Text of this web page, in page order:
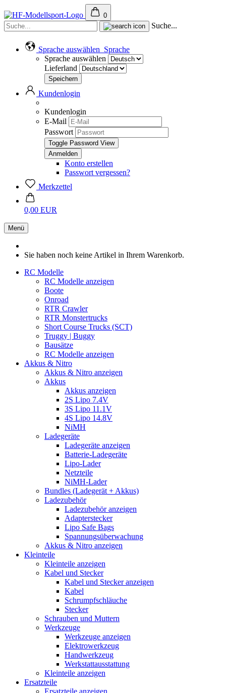
0
Suche...
Sprache auswählen Sprache
Sprache auswählen
Lieferland
Kundenlogin
Kundenlogin
E-Mail
Passwort
Toggle Password View
Konto erstellen
Passwort vergessen?
Merkzettel
0,00 EUR
Menü
Sie haben noch keine Artikel in Ihrem Warenkorb.
RC Modelle
RC Modelle anzeigen
Boote
Onroad
RTR Crawler
RTR Monstertrucks
Short Course Trucks (SCT)
Truggy | Buggy
Bausätze
RC Modelle anzeigen
Akkus & Nitro
Akkus & Nitro anzeigen
Akkus
Akkus anzeigen
2S Lipo 7.4V
3S Lipo 11.1V
4S Lipo 14.8V
NiMH
Ladegeräte
Ladegeräte anzeigen
Batterie-Ladegeräte
Lipo-Lader
Netzteile
NiMH-Lader
Bundles (Ladegerät + Akkus)
Ladezubehör
Ladezubehör anzeigen
Adapterstecker
Lipo Safe Bags
Spannungsüberwachung
Akkus & Nitro anzeigen
Kleinteile
Kleinteile anzeigen
Kabel und Stecker
Kabel und Stecker anzeigen
Kabel
Schrumpfschläuche
Stecker
Schrauben und Muttern
Werkzeuge
Werkzeuge anzeigen
Elektrowerkzeug
Handwerkzeug
Werkstattausstattung
Kleinteile anzeigen
Ersatzteile
Ersatzteile anzeigen